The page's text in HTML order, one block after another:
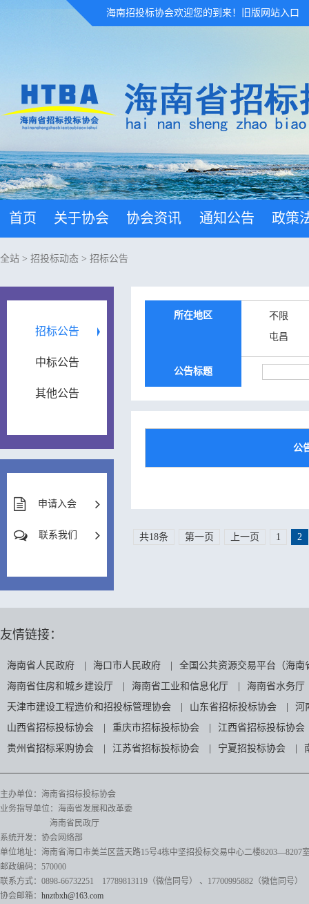
海南招投标协会欢迎您的到来！ 旧版网站入口
首页 关于协会 协会资讯 通知公告 政策
全站 > 招投标动态 > 招标公告
招标公告
中标公告
其他公告
申请入会
联系我们
所在地区
不限
屯昌
公告标题
公
共18条 第一页 上一页 1 2
友情链接：
海南省人民政府 海口市人民政府
全国公共资源交易平台（海南
海南省住房和城乡建设厅
海南省工业和信息化厅
海南省水务厅
天津市建设工程造价和招投标管理协会
山东省招标投标协会
河
山西省招标投标协会
重庆市招标投标协会
江西省招标投标协会
贵州省招标采购协会
江苏省招标投标协会 宁夏招投标协会
主办单位：海南省招标投标协会
业务指导单位：海南省发展和改革委
海南省民政厅
系统开发：协会网络部
单位地址：海南省海口市美兰区蓝天路15号4栋中坚招投标交易中心二楼8203—8207
邮政编码：570000
联系方式：0898-66732251 17789813119（微信同号）
、17700995882 （微信同号）
协会邮箱： hnztbxh@163.com